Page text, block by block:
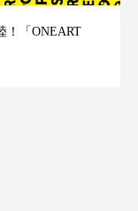
！「ONEART